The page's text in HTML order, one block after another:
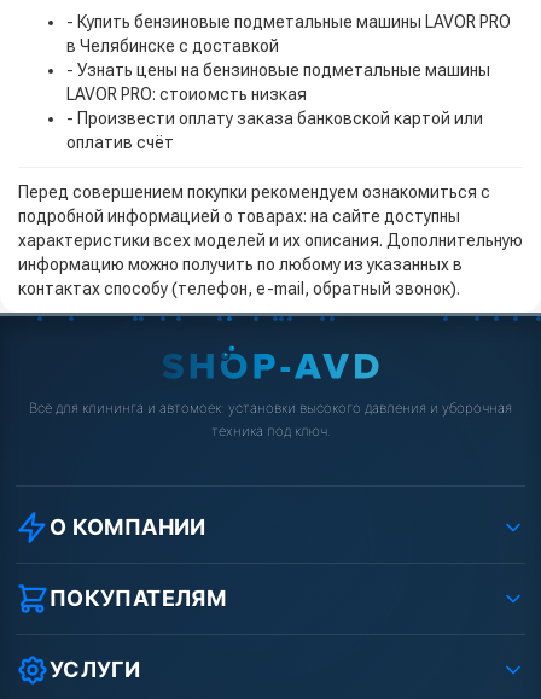
- Купить бензиновые подметальные машины LAVOR PRO
в Челябинске с доставкой
- Узнать цены на бензиновые подметальные машины
LAVOR PRO: стоиомсть низкая
- Произвести оплату заказа банковской картой или
оплатив счёт
Перед совершением покупки рекомендуем ознакомиться с
подробной информацией о товарах: на сайте доступны
характеристики всех моделей и их описания. Дополнительную
информацию можно получить по любому из указанных в
контактах способу (телефон, e-mail, обратный звонок).
Всё для клининга и автомоек: установки высокого давления и уборочная
техника под ключ.
О КОМПАНИИ
О компании
Реквизиты ООО «Шоп АВД»
Защита данных клиента
Условия соглашения
Вакансии
ПОКУПАТЕЛЯМ
Как заказать?
Оплата
Доставка
УСЛУГИ